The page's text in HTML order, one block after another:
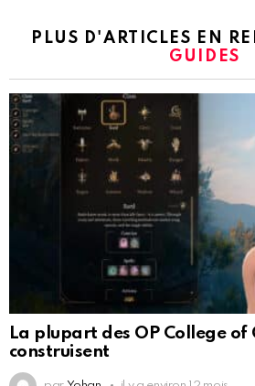
PLUS D'ARTICLES EN
GUIDES
La plupart des OP College of
construisent